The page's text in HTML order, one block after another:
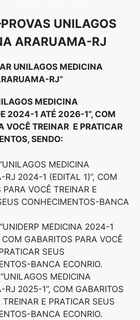
PROVAS UNILAGOS
ARARUAMA-RJ
UNILAGOS MEDICINA
RJ”
MEDICINA
2024-1 ATÉ 2026-1”, COM
VOCÊ TREINAR E PRATICAR
SENDO:
MEDICINA
RJ 2024-1 (EDITAL 1)”, COM
PARA VOCÊ TREINAR E
CONHECIMENTOS-BANCA
MEDICINA 2024-1
COM GABARITOS PARA VOCÊ
SEUS
BANCA ECONRIO.
MEDICINA
RJ 2025-1”, COM GABARITOS
TREINAR E PRATICAR SEUS
BANCA ECONRIO.